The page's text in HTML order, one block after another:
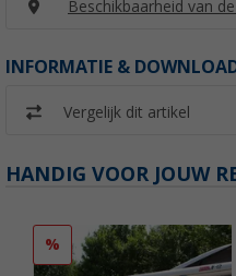
Beschikbaarheid van
INFORMATIE &
Vergelijk dit artikel
HANDIG VOOR JOUW
%